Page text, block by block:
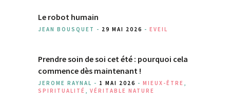
Le robot humain
JEAN BOUSQUET - 29 MAI 2026 - EVEIL
Prendre soin de soi cet été : pourquoi cela
commence dès maintenant !
JEROME RAYNAL - 1 MAI 2026 - MIEUX-ÊTRE
SPIRITUALITÉ
VÉRITABLE NATURE